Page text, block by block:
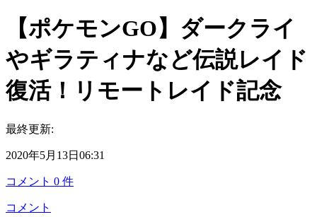
【ポケモンGO】ダークライ
やギラティナなど伝説レイド
復活！リモートレイド記念
最終更新:
2020年5月13日06:31
コメント 0 件
コメント